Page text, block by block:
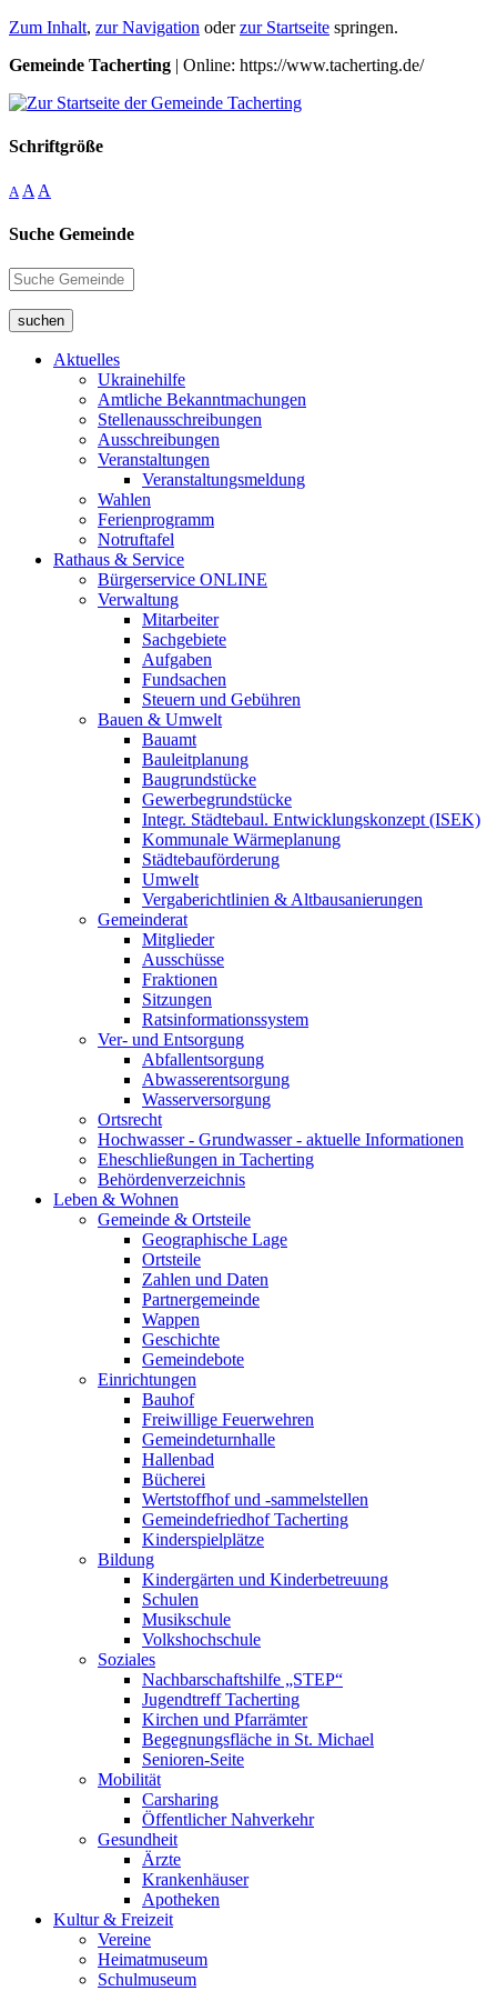
Zum Inhalt, zur Navigation oderzur Startseite springen.
Gemeinde Tacherting | Online: https://www.tacherting.de/
Schriftgröße
A A A
Suche Gemeinde
suchen
Aktuelles
Ukrainehilfe
Amtliche Bekanntmachungen
Stellenausschreibungen
Ausschreibungen
Veranstaltungen
Veranstaltungsmeldung
Wahlen
Ferienprogramm
Notruftafel
Rathaus & Service
Bürgerservice ONLINE
Verwaltung
Mitarbeiter
Sachgebiete
Aufgaben
Fundsachen
Steuern und Gebühren
Bauen & Umwelt
Bauamt
Bauleitplanung
Baugrundstücke
Gewerbegrundstücke
Integr. Städtebaul. Entwicklungskonzept (ISEK)
Kommunale Wärmeplanung
Städtebauförderung
Umwelt
Vergaberichtlinien & Altbausanierungen
Gemeinderat
Mitglieder
Ausschüsse
Fraktionen
Sitzungen
Ratsinformationssystem
Ver- und Entsorgung
Abfallentsorgung
Abwasserentsorgung
Wasserversorgung
Ortsrecht
Hochwasser - Grundwasser - aktuelle Informationen
Eheschließungen in Tacherting
Behördenverzeichnis
Leben & Wohnen
Gemeinde & Ortsteile
Geographische Lage
Ortsteile
Zahlen und Daten
Partnergemeinde
Wappen
Geschichte
Gemeindebote
Einrichtungen
Bauhof
Freiwillige Feuerwehren
Gemeindeturnhalle
Hallenbad
Bücherei
Wertstoffhof und -sammelstellen
Gemeindefriedhof Tacherting
Kinderspielplätze
Bildung
Kindergärten und Kinderbetreuung
Schulen
Musikschule
Volkshochschule
Soziales
Nachbarschaftshilfe „STEP“
Jugendtreff Tacherting
Kirchen und Pfarrämter
Begegnungsfläche in St. Michael
Senioren-Seite
Mobilität
Carsharing
Öffentlicher Nahverkehr
Gesundheit
Ärzte
Krankenhäuser
Apotheken
Kultur & Freizeit
Vereine
Heimatmuseum
Schulmuseum